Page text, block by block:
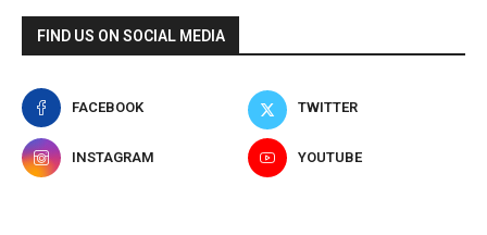
FIND US ON SOCIAL MEDIA
FACEBOOK TWITTER
INSTAGRAM YOUTUBE